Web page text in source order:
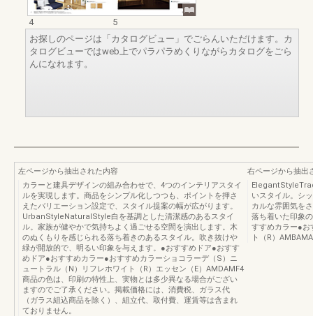
4
5
お探しのページは「カタログビュー」でごらんいただけます。カ
タログビューではweb上でパラパラめくりながらカタログをごら
んになれます。
左ページから抽出された内容
カラーと建具デザインの組み合わせで、4つのインテリアスタイ
ルを実現します。商品をシンプル化しつつも、ポイントを押さ
えたバリエーション設定で、スタイル提案の幅が広がります。
UrbanStyleNaturalStyle白を基調とした清潔感のあるスタイ
ル。家族が健やかで気持ちよく過ごせる空間を演出します。木
のぬくもりを感じられる落ち着きのあるスタイル。吹き抜けや
緑が開放的で、明るい印象を与えます。●おすすめドア●おすす
めドア●おすすめカラー●おすすめカラーショコラーデ（S）ニ
ュートラル（N）リフレホワイト（R）エッセン（E）AMDAMF4
商品の色は、印刷の特性上、実物とは多少異なる場合がござい
ますのでご了承ください。掲載価格には、消費税、ガラス代
（ガラス組込商品を除く）、組立代、取付費、運賃等は含まれ
ておりません。
右ページから抽出
いスタイル。シ
カルな雰囲気を
落ち着いた印象
すすめカラー●お
ト（R）